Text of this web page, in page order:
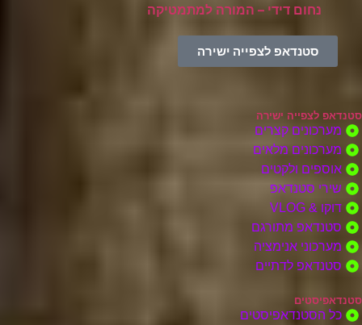
נחום דידי – המורה למתמטיקה
סטנדאפ לצפייה ישירה
סטנדאפ לצפייה ישירה
מערכונים קצרים
מערכונים מלאים
אוספים ולקטים
שירי סטנדאפ
דוקו & VLOG
סטנדאפ מתורגם
מערכוני אנימציה
סטנדאפ לדתיים
סטנדאפיסטים
כל הסטנדאפיסטים